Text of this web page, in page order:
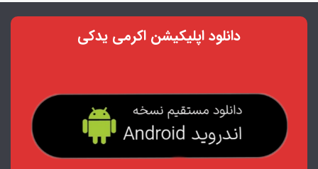
دانلود اپلیکیشن اکرمی یدکی